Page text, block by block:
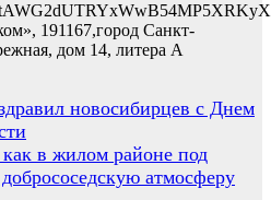
191167,город Санкт-
дом 14, литера А
новосибирцев с Днем
в жилом районе под
атмосферу